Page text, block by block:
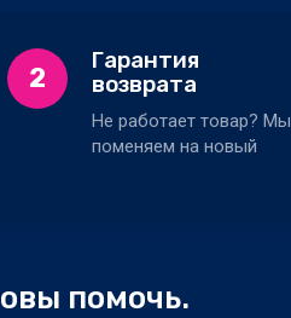
2
Гарантия
возврата
Не работает товар? Мы
поменяем на новый
помочь.